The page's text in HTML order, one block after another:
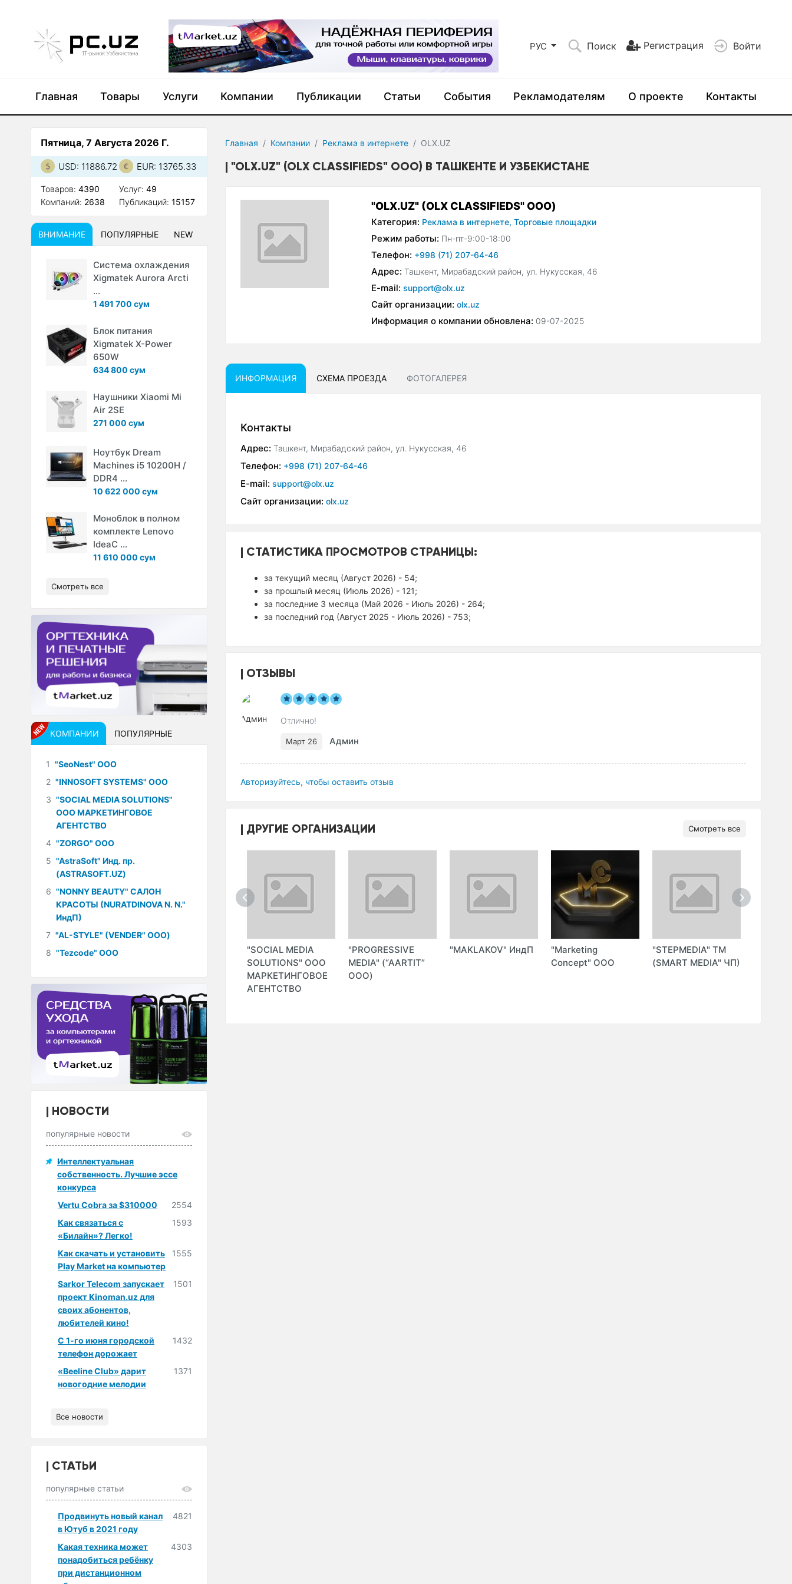
РУС Поиск Регистрация Войти
Главная Товары Услуги Компании Публикации Статьи События Рекламодателям О проекте Контакты
Главная Компании Реклама в интернете OLX.UZ
"OLX.UZ" (OLX CLASSIFIEDS" ООО) В ТАШКЕНТЕ И УЗБЕКИСТАНЕ
"OLX.UZ" (OLX CLASSIFIEDS" ООО)
Категория: Реклама в интернете, Торговые площадки
Режим работы: Пн-пт-9:00-18:00
Телефон: +998 (71) 207-64-46
Адрес: Ташкент, Мирабадский район, ул. Нукусская, 46
E-mail: support@olx.uz
Сайт организации: olx.uz
Информация о компании обновлена: 09-07-2025
ИНФОРМАЦИЯ СХЕМА ПРОЕЗДА ФОТОГАЛЕРЕЯ
Контакты
Адрес: Ташкент, Мирабадский район, ул. Нукусская, 46
Телефон: +998 (71) 207-64-46
E-mail: support@olx.uz
Сайт организации: olx.uz
СТАТИСТИКА ПРОСМОТРОВ СТРАНИЦЫ:
за текущий месяц (Август 2026) - 54;
за прошлый месяц (Июль 2026) - 121;
за последние 3 месяца (Май 2026 - Июль 2026) - 264;
за последний год (Август 2025 - Июль 2026) - 753;
ОТЗЫВЫ
Отлично!
Март 26 Админ
Авторизуйтесь, чтобы оставить отзыв
ДРУГИЕ ОРГАНИЗАЦИИ Смотреть все
"URBO" ООО
"SOCIAL MEDIA
SOLUTIONS" ООО
МАРКЕТИНГОВОЕ
АГЕНТСТВО
"PROGRESSIVE
MEDIA" (“AARTIT”
ООО)
"MAKLAKOV" ИндП
"Marketing
Concept" ООО
"STEPMEDIA" ТМ
(SMART MEDIA" ЧП)
Пятница, 7 Августа 2026 Г.
USD: 11886.72 EUR: 13765.33
Товаров: 4390
Компаний: 2638
Услуг:49
Публикаций:15157
ВНИМАНИЕ ПОПУЛЯРНЫЕ NEW
Система охлаждения
Xigmatek Aurora Arcti
...
1 491 700 сум
Блок питания
Xigmatek X-Power
650W
634 800 сум
Наушники Xiaomi Mi
Air 2SE
271 000 сум
Ноутбук Dream
Machines i5 10200H /
DDR4 ...
10 622 000 сум
Моноблок в полном
комплекте Lenovo
IdeaC ...
11 610 000 сум
Смотреть все
КОМПАНИИ ПОПУЛЯРНЫЕ
1 "SeoNest" ООО
2 "INNOSOFT SYSTEMS" ООО
3 "SOCIAL MEDIA SOLUTIONS"
ООО МАРКЕТИНГОВОЕ
АГЕНТСТВО
4 "ZORGO" ООО
5 "AstraSoft" Инд. пр.
(ASTRASOFT.UZ)
6 "NONNY BEAUTY" САЛОН
КРАСОТЫ (NURATDINOVA N. N."
ИндП)
7 "AL-STYLE" (VENDER" ООО)
8 "Tezcode" ООО
НОВОСТИ
популярные новости
Интеллектуальная
собственность. Лучшие эссе
конкурса
Vertu Cobra за $310000
2554
Как связаться с
«Билайн»? Легко!
1593
Как скачать и установить
Play Market на компьютер
1555
Sarkor Telecom запускает
проект Kinoman.uz для
своих абонентов,
любителей кино!
1501
С 1-го июня городской
телефон дорожает
1432
«Beeline Club» дарит
новогодние мелодии
1371
Все новости
СТАТЬИ
популярные статьи
Продвинуть новый канал
в Ютуб в 2021 году
4821
Какая техника может
понадобиться ребёнку
при дистанционном
4303